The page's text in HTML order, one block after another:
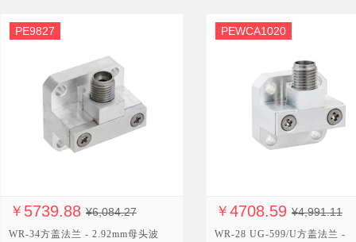
￥ 5739.88 ¥6,084.27
PE9827
WR-34方盖法兰 - 2.92mm母头波
￥ 4708.59 ¥4,991.11
PEWCA1020
WR-28 UG-599/U方盖法兰 -